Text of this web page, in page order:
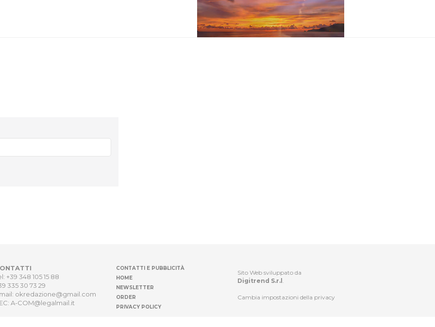
+39 348 105 15 88
335 30 73 29
okredazione@gmail.com
A-COM@legalmail.it
CONTATTI E PUBBLICITÀ
HOME
NEWSLETTER
ORDER
PRIVACY POLICY
Sito Web sviluppato da
Digitrend S.r.l
Cambia impostazioni della privacy